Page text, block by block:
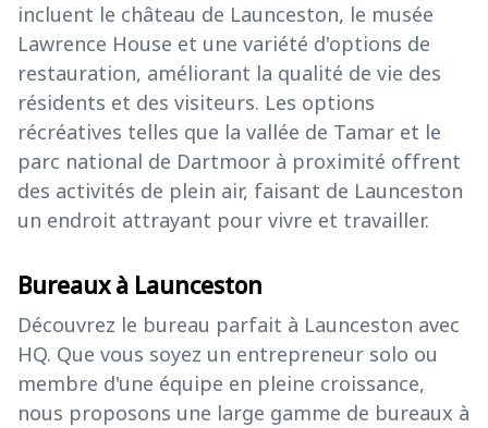
incluent le château de Launceston, le musée
Lawrence House et une variété d'options de
restauration, améliorant la qualité de vie des
résidents et des visiteurs. Les options
récréatives telles que la vallée de Tamar et le
parc national de Dartmoor à proximité offrent
des activités de plein air, faisant de Launceston
un endroit attrayant pour vivre et travailler.
Bureaux à Launceston
Découvrez le bureau parfait à Launceston avec
HQ. Que vous soyez un entrepreneur solo ou
membre d'une équipe en pleine croissance,
nous proposons une large gamme de bureaux à